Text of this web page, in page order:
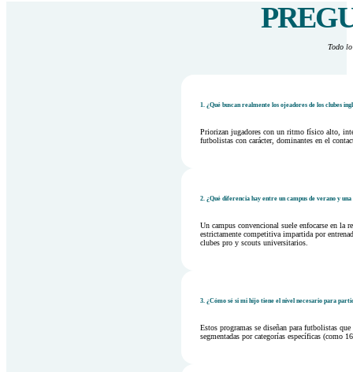
Todo
1. ¿Qué buscan realmente los ojeadores de los clubes
Priorizan jugadores con un ritmo físico alto,
futbolistas con carácter, dominantes en el
2. ¿Qué diferencia hay entre un campus de verano y
Un campus convencional suele enfocarse en la
estrictamente competitiva impartida por
clubes pro y scouts universitarios.
3. ¿Cómo sé si mi hijo tiene el nivel necesario para
Estos programas se diseñan para futbolistas
segmentadas por categorías específicas (como